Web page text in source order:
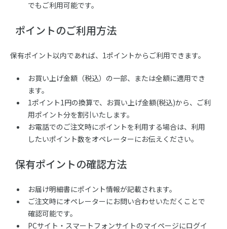
でもご利用可能です。
ポイントのご利用方法
保有ポイント以内であれば、1ポイントからご利用できます。
お買い上げ金額（税込）の一部、または全額に適用でき
ます。
1ポイント1円の換算で、お買い上げ金額(税込)から、ご利
用ポイント分を割引いたします。
お電話でのご注文時にポイントを利用する場合は、利用
したいポイント数をオペレーターにお伝えください。
保有ポイントの確認方法
お届け明細書にポイント情報が記載されます。
ご注文時にオペレーターにお問い合わせいただくことで
確認可能です。
PCサイト・スマートフォンサイトのマイページにログイ